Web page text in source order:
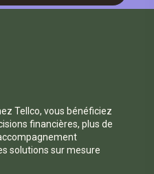
Tellco, vous bénéficiez
financières, plus de
solutions sur mesure